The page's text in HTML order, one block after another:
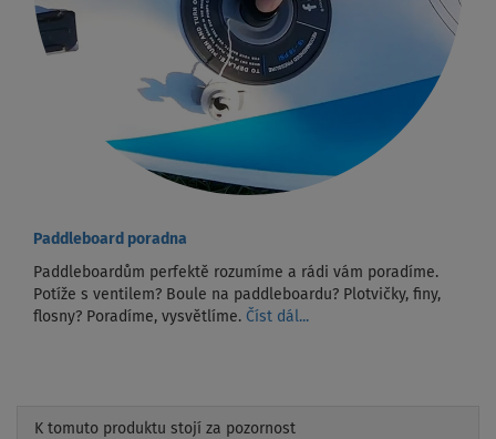
Paddleboard poradna
Paddleboardům perfektě rozumíme a rádi vám poradíme.
Potíže s ventilem? Boule na paddleboardu? Plotvičky, finy,
flosny? Poradíme, vysvětlíme. Číst dál...
K tomuto produktu stojí za pozornost